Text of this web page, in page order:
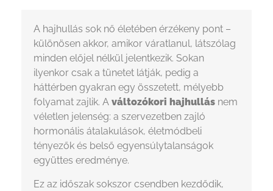
A hajhullás sok nő életében érzékeny pont –
különösen akkor, amikor váratlanul, látszólag
minden előjel nélkül jelentkezik. Sokan
ilyenkor csak a tünetet látják, pedig a
háttérben gyakran egy összetett, mélyebb
folyamat zajlik. A változókori hajhullás nem
véletlen jelenség: a szervezetben zajló
hormonális átalakulások, életmódbeli
tényezők és belső egyensúlytalanságok
együttes eredménye.
Ez az időszak sokszor csendben kezdődik,